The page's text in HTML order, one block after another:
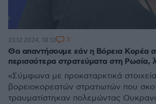
Θα απαντήσουμε εάν η Βόρεια Κορέα
περισσότερα στρατεύματα στη Ρωσία,
«Σύμφωνα με προκαταρκτικά
βορειοκορεατών στρατιωτών που
τραυματίστηκαν πολεμώντας
23.12.2024, 18:12 3